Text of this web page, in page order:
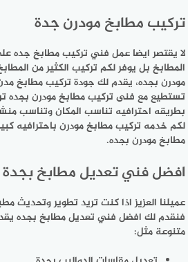
تركيب مطابخ مودرن جدة
لا يقتصر ايضا عمل فني تركيب مطابخ جده
المطابخ بل يوفر لكم تركيب الكثير من
مودرن بجده، يقدم لك جودة تركيب مطابخ
تستطيع مع فنى تركيب مطابخ مودرن بجده
بطريقه احترافيه تناسب المكان وتناسب
لكم خدمه تركيب مطابخ مودرن باحترافيه
مطابخ مودرن بجده.
افضل فني تعديل مطابخ بجدة
عميلنا العزيز اذا كنت تريد تطوير وتحديث
فنقدم لك افضل فني تعديل مطابخ بجده
متنوعة مثل: